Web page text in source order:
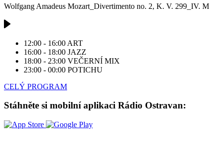
Wolfgang Amadeus Mozart_Divertimento no. 2, K. V. 299_IV. M
12:00 - 16:00 ART
16:00 - 18:00 JAZZ
18:00 - 23:00 VEČERNÍ MIX
23:00 - 00:00 POTICHU
CELÝ PROGRAM
Stáhněte si mobilní aplikaci Rádio Ostravan: